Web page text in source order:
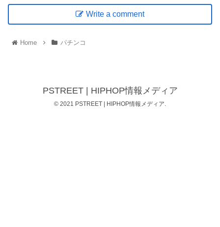
Write a comment
Home パチンコ
PSTREET | HIPHOP情報メディア
© 2021 PSTREET | HIPHOP情報メディア.